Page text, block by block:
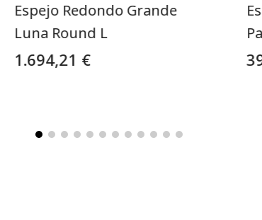
Espejo Redondo Grande
Luna Round L
1.694,21 €